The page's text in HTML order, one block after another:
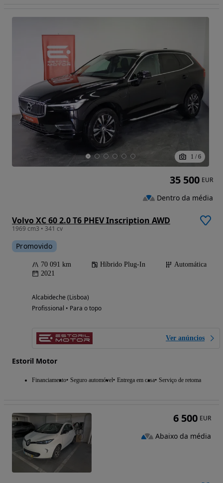
1 / 6
Volvo XC 60 2.0 T6 PHEV Inscription AWD
1969 cm3 • 341 cv
Promovido
70 091 km Híbrido Plug-In
Automática
2021
Alcabideche (Lisboa)
Profissional • Para o topo
Ver anúncios
Estoril Motor
Financiamento Seguro automóvel Entrega em casa Serviço de retoma
35 500 EUR
Dentro da média
6 500 EUR
Abaixo da média